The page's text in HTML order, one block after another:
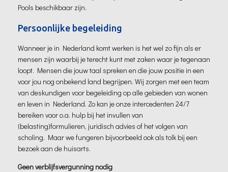
Pools beschikbaar zijn.
Persoonlijke begeleiding
Wanneer je in Nederland komt werken is het wel zo fijn als er
mensen zijn waarbij je terecht kunt met zaken waar je tegenaan
loopt. Mensen die jouw taal spreken en die jouw positie in een
voor jou nog onbekend land begrijpen. Wij zorgen met een team
van deskundigen voor begeleiding op alle gebieden van wonen
en leven in Nederland. Zo kan je onze intercedenten 24/7
bereiken voor o.a. hulp bij het invullen van
(belasting)formulieren, juridisch advies of het volgen van
scholing. Maar we fungeren bijvoorbeeld ook als tolk bij een
bezoek aan de huisarts.
Geen verblijfsvergunning nodig